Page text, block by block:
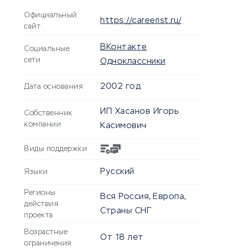
Официальный
сайт
https://careerist.ru/
Социальные
сети
ВКонтакте
Одноклассники
Дата основания 2002 год
Собственник
компании
ИП Хасанов Игорь
Касимович
Виды поддержки
Языки Русский
Регионы
действия
проекта
Вся Россия, Европа,
Страны СНГ
Возрастные
ограничения
От 18 лет